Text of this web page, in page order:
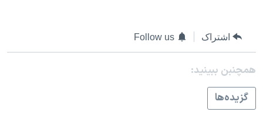
دادگاه حمید نوری
قانون شفافیت دارائی کادر رهبری ایران
اعتراضات مردمی آبان ۹۸
اشتراک Follow us
همچنبن ببینید:
گزيده‌ها